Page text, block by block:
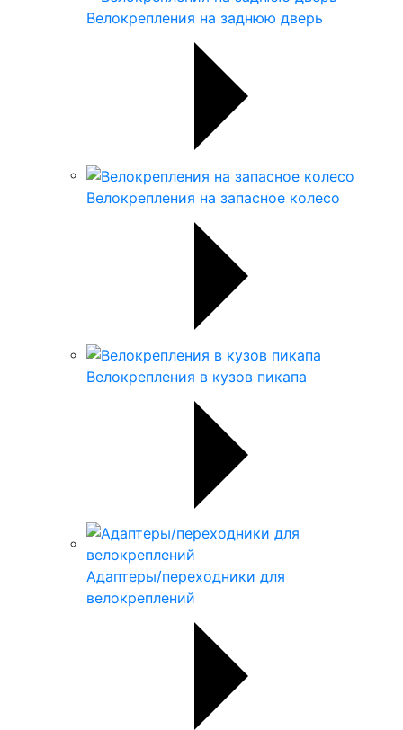
Велокрепления на заднюю дверь
Велокрепления на запасное колесо
Велокрепления в кузов пикапа
Адаптеры/переходники для
велокреплений